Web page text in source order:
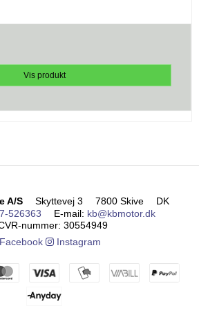
Vis produkt
A/S Skyttevej 3 7800 Skive
DK
526363 E-mail: kb@kbmotor.dk
nummer: 30554949
Instagram